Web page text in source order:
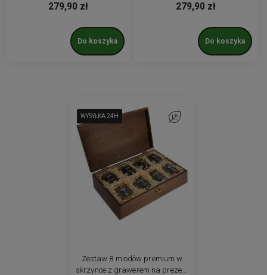
279,90 zł
Do koszyka
279,90 zł
Do koszyka
WYSYŁKA 24H
WYSYŁKA 24H
WYSYŁKA 24H
WYSYŁKA 24H
WYSYŁKA 24H
Zestaw 8 miodów premium w
skrzynce z grawerem na prezent
Do ulubionych